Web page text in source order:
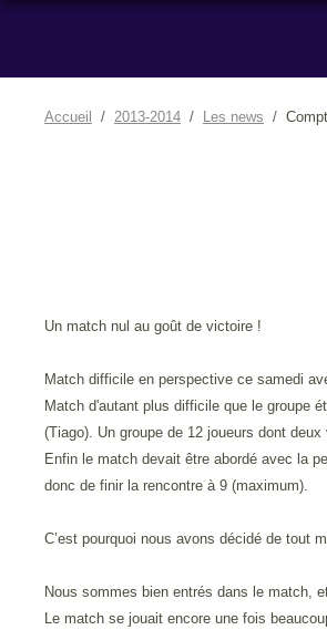
Accueil 2013-2014 Les news
Un match nul au goût de victoire !
Match difficile en perspective ce samedi
Match d'autant plus difficile que le groupe
(Tiago). Un groupe de 12 joueurs dont
Enfin le match devait être abordé avec la
donc de finir la rencontre à 9 (maximum).
C’est pourquoi nous avons décidé de tout
Nous sommes bien entrés dans le match,
Le match se jouait encore une fois